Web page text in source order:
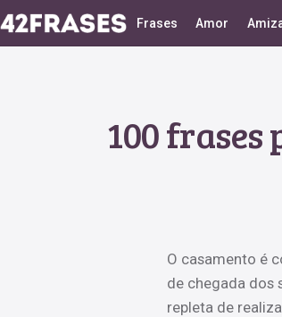
Frases Amor
100 frases
O casamento é
de chegada dos
repleta de